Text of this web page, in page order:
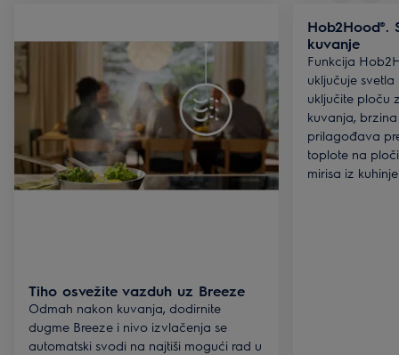
Tiho osvežite vazduh uz Breeze
Odmah nakon kuvanja, dodirnite
dugme Breeze i nivo izvlačenja se
automatski svodi na najtiši mogući rad u
Hob2Hood®.
kuvanje
Funkcija
uključuje
uključite ploču
kuvanja,
prilagođava
toplote na
mirisa iz